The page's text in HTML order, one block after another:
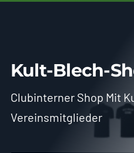
Kult-Blech-
Clubinterner Shop Mit
Vereinsmitglieder